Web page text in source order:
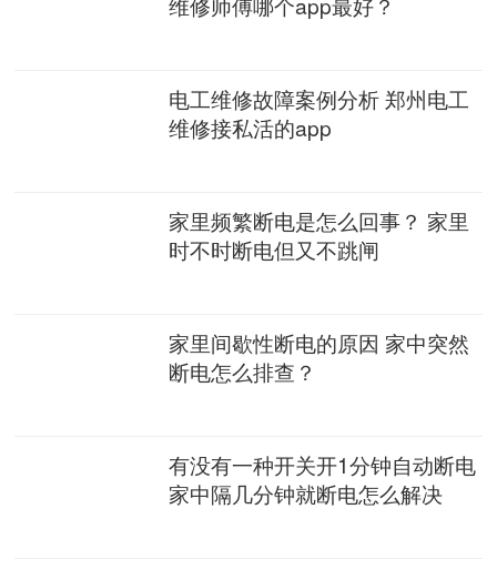
电工维修故障案例分析 郑州电工
维修接私活的app
家里频繁断电是怎么回事？ 家里
时不时断电但又不跳闸
家里间歇性断电的原因 家中突然
断电怎么排查？
有没有一种开关开1分钟自动断电
家中隔几分钟就断电怎么解决